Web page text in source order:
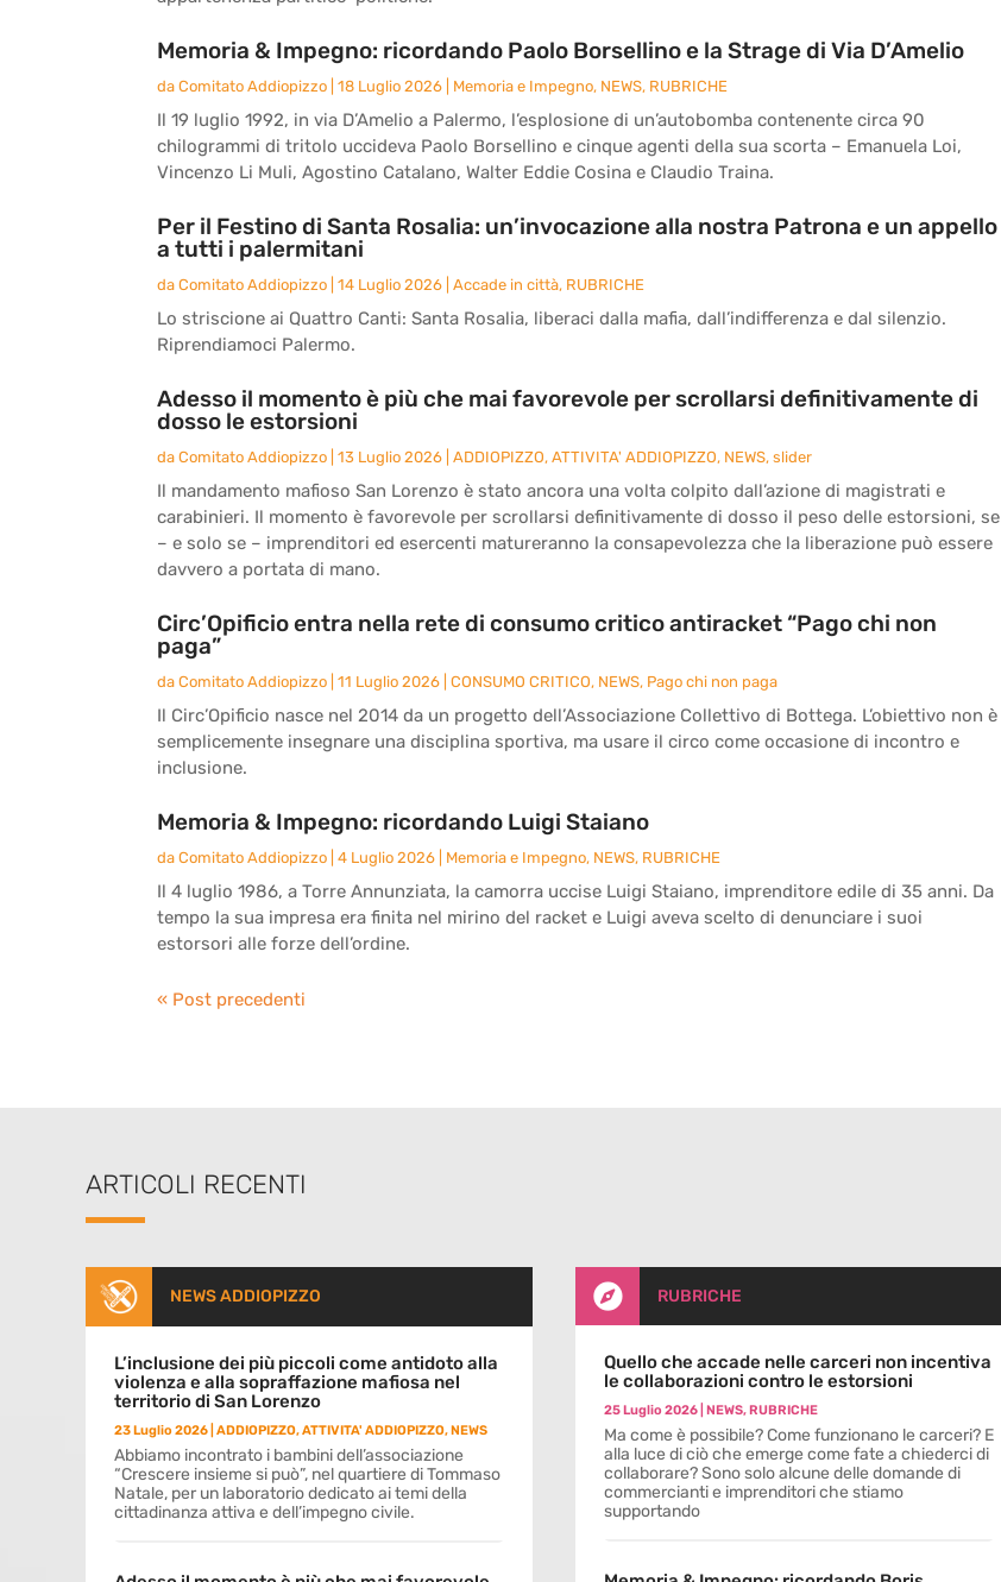
Memoria & Impegno: ricordando Paolo Borsellino e la Strage di Via D’Amelio
da Comitato Addiopizzo 18 Luglio 2026 Memoria e Impegno, NEWS, RUBRICHE
Il 19 luglio 1992, in via D’Amelio a Palermo, l’esplosione di un’autobomba contenente circa 90
chilogrammi di tritolo uccideva Paolo Borsellino e cinque agenti della sua scorta – Emanuela Loi,
Vincenzo Li Muli, Agostino Catalano, Walter Eddie Cosina e Claudio Traina.
Per il Festino di Santa Rosalia: un’invocazione alla nostra Patrona e un appello
a tutti i palermitani
da Comitato Addiopizzo 14 Luglio 2026 Accade in città, RUBRICHE
Lo striscione ai Quattro Canti: Santa Rosalia, liberaci dalla mafia, dall’indifferenza e dal silenzio.
Riprendiamoci Palermo.
Adesso il momento è più che mai favorevole per scrollarsi definitivamente di
dosso le estorsioni
da Comitato Addiopizzo 13 Luglio 2026 ADDIOPIZZO, ATTIVITA' ADDIOPIZZO, NEWS, slider
Il mandamento mafioso San Lorenzo è stato ancora una volta colpito dall’azione di magistrati e
carabinieri. Il momento è favorevole per scrollarsi definitivamente di dosso il peso delle estorsioni, se
– e solo se – imprenditori ed esercenti matureranno la consapevolezza che la liberazione può essere
davvero a portata di mano.
Circ’Opificio entra nella rete di consumo critico antiracket “Pago chi non
paga”
da Comitato Addiopizzo 11 Luglio 2026 CONSUMO CRITICO, NEWS, Pago chi non paga
Il Circ’Opificio nasce nel 2014 da un progetto dell’Associazione Collettivo di Bottega. L’obiettivo non è
semplicemente insegnare una disciplina sportiva, ma usare il circo come occasione di incontro e
inclusione.
Memoria & Impegno: ricordando Luigi Staiano
da Comitato Addiopizzo 4 Luglio 2026 Memoria e Impegno, NEWS, RUBRICHE
Il 4 luglio 1986, a Torre Annunziata, la camorra uccise Luigi Staiano, imprenditore edile di 35 anni. Da
tempo la sua impresa era finita nel mirino del racket e Luigi aveva scelto di denunciare i suoi
estorsori alle forze dell’ordine.
« Post precedenti
ARTICOLI RECENTI
NEWS ADDIOPIZZO
L’inclusione dei più piccoli come antidoto alla
violenza e alla sopraffazione mafiosa nel
territorio di San Lorenzo
23 Luglio 2026 ADDIOPIZZO,ATTIVITA' ADDIOPIZZO, NEWS
Abbiamo incontrato i bambini dell’associazione
“Crescere insieme si può”, nel quartiere di Tommaso
Natale, per un laboratorio dedicato ai temi della
cittadinanza attiva e dell’impegno civile.
 RUBRICHE
Quello che accade nelle carceri non incentiva
le collaborazioni contro le estorsioni
25 Luglio 2026| NEWS, RUBRICHE
Ma come è possibile? Come funzionano le carceri? E
alla luce di ciò che emerge come fate a chiederci di
collaborare? Sono solo alcune delle domande di
commercianti e imprenditori che stiamo
supportando